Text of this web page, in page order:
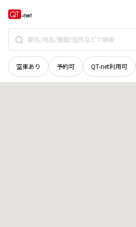
空車あり 予約可 QT-net利用可
宮城県